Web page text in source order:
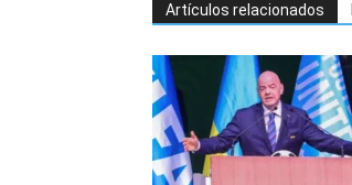
Artículos relacionados